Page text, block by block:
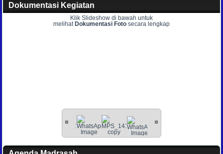
Dokumentasi Kegiatan
Klik Slideshow di bawah untuk
melihat Dokumentasi Foto secara lengkap